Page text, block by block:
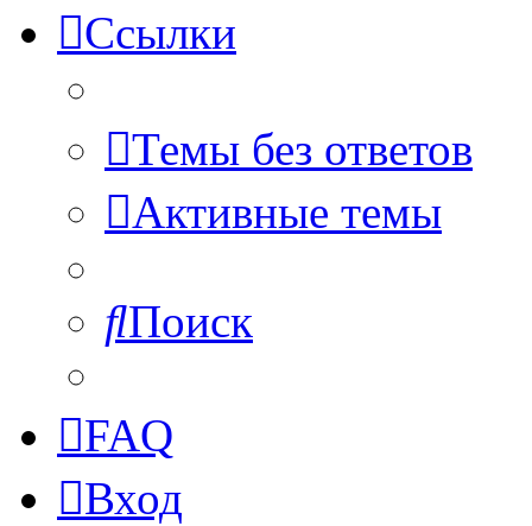
Ссылки
Темы без ответов
Активные темы
Поиск
FAQ
Вход